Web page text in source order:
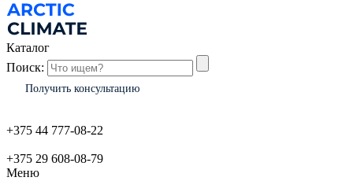
Каталог
Поиск:
Получить консультацию
+375 44 777-08-22
+375 29 608-08-79
Меню